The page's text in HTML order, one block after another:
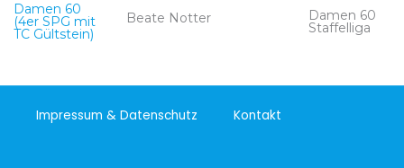
Damen 60
(4er SPG mit
TC Gültstein)
Beate Notter Damen 60
Staffelliga
Impressum & Datenschutz Kontakt